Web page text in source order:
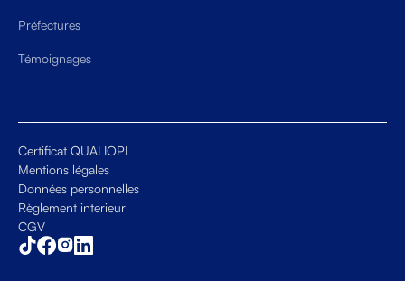
Préfectures
Témoignages
Certificat QUALIOPI
Mentions légales
Données personnelles
Règlement interieur
CGV